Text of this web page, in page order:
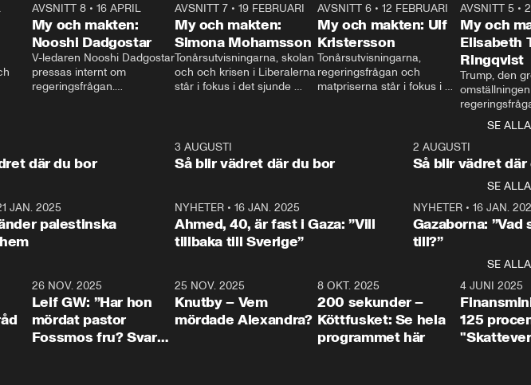
AVSNITT 8• 16 APRIL
My och makten:
Nooshi Dadgostar
V-ledaren Nooshi Dadgostar
pressas internt om
regeringsfrågan.
– Vi ställer upp i val. Ska vi
vara med så sitter vi förstås
24:30
AVSNITT 7• 19 FEBRUARI
My och makten:
Simona Mohamsson
Tonårsutvisningarna, skolan
och och krisen i Liberalerna
står i fokus i det sjunde
kommentator My
Rohwedder ställer
utbildnings- och
Mohamsson till svars.
27:30
AVSNITT 6 •12 FEBRUARI
My och makten: Ulf
Kristersson
Tonårsutvisningarna,
regeringsfrågan och
matpriserna står i fokus i
Rohwedder ställer
statsminister Ulf Kristersson
AVSNITT 5 •
My och
Elisabeth
Ringqvist
Trump, den
centrum i
avsnittet av
Makten”. Se
Aftonbladets
Rohwedder
Thand Ring
SE ALLA
där du bor
3 AUGUSTI
Så blir vädret där du bor
2 AUGUSTI
Så blir vädret där
SE ALLA
JAN. 2025
palestinska
NYHETER• 16 JAN. 2025
Ahmed, 40, är fast i Gaza: ”Vill
tillbaka till Sverige”
NYHETER• 16 JAN.
Gazaborna:
till?”
SE ALLA
26 NOV. 2025
Leif GW: ”Har hon
mördat pastor
Fossmos fru? Svar
31:05
25 NOV. 2025
Knutby – Vem
mördade Alexandra?
4:29
8 OKT. 2025
200 sekunder –
Köttfusket: Se hela
programmet här
4 JUNI 2025
125